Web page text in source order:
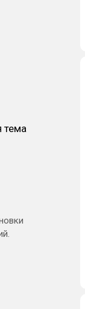
тема